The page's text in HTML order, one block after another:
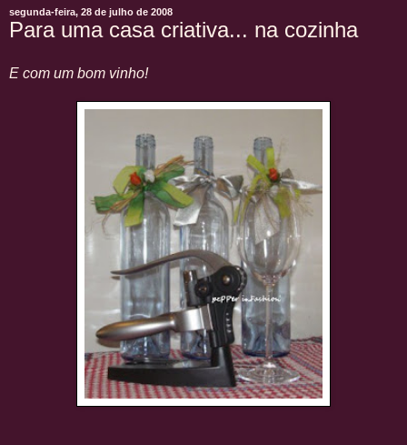
segunda-feira, 28 de julho de 2008
Para uma casa criativa... na cozinha
E com um bom vinho!